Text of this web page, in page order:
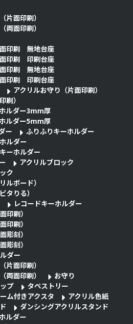
片面印刷）
両面印刷）
印刷 無地台座
印刷 印刷台座
印刷 無地台座
印刷 印刷台座
アクリルお守り（片面印刷）
刷）
ルダー3mm厚
ルダー5mm厚
ー
ふりふりキーホルダー
ルダー
ーホルダー
アクリルブロック
ク
ルボード）
タりる）
レコードキーホルダー
印刷）
印刷）
彫刻）
彫刻）
ダー
片面印刷）
両面印刷）
お守り
プ
タペストリー
ム付きアクスタ
アクリル色紙
ダンシングアクリルスタンド
ルダー